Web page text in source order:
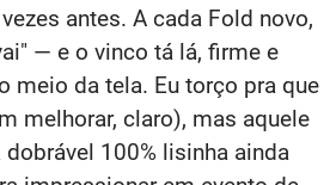
antes. A cada Fold novo,
— e o vinco tá lá, firme e
meio da tela. Eu torço pra que
melhorar, claro), mas aquele
100% lisinha ainda